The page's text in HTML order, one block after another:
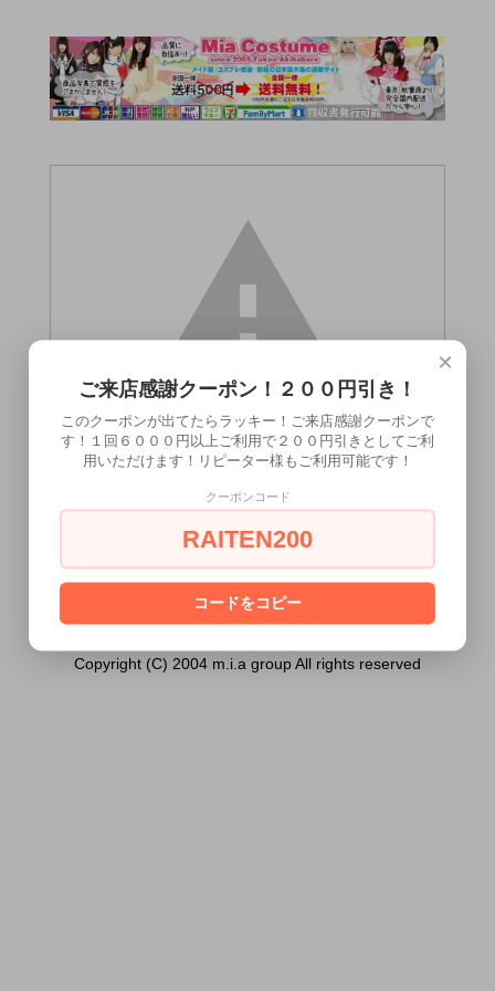
歳未満の方には販売できません。
あなたは18歳以上ですか？
[ はい ] [ いいえ ]
Copyright (C) 2004 m.i.a group All rights reserved
×
ご来店感謝クーポン！２００円引き！
このクーポンが出てたらラッキー！ご来店感謝クーポンで
す！１回６０００円以上ご利用で２００円引きとしてご利
用いただけます！リピーター様もご利用可能です！
クーポンコード
RAITEN200
コードをコピー